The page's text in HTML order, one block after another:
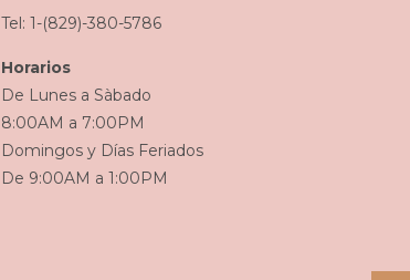
Tel: 1-(829)-380-5786
Horarios
De Lunes a Sàbado
8:00AM a 7:00PM
Domingos y Días Feriados
De 9:00AM a 1:00PM